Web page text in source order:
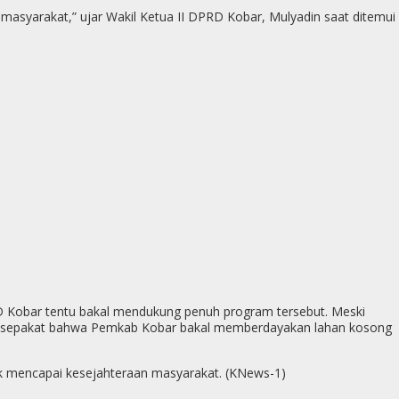
ujar Wakil Ketua II DPRD Kobar, Mulyadin saat ditemui
tentu bakal mendukung penuh program tersebut. Meski
bahwa Pemkab Kobar bakal memberdayakan lahan kosong
kesejahteraan masyarakat. (KNews-1)
p
g